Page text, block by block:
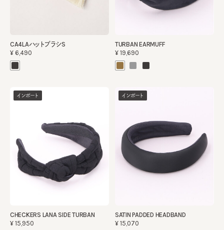
CA4LAハットブラシS
¥6,490
TURBAN EARMUFF
¥19,690
インポート
CHECKERS LANA SIDE TURBAN
¥15,950
インポート
SATIN PADDED HEADBAND
¥15,070